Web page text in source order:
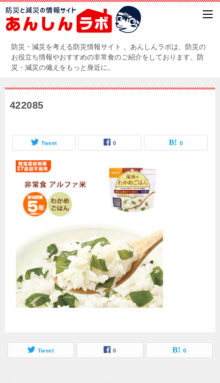
防災・減災を考える防災情報サイト 。あんしんラボは、防災の
お役立ち情報やおすすめの非常食のご紹介をしております。防
災・減災の備えをもっと身近に。
422085
Tweet 0 0
Tweet 0 0